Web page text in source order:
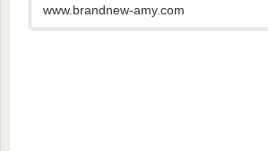
がどこなのかについて調
www.brandnew-amy.com